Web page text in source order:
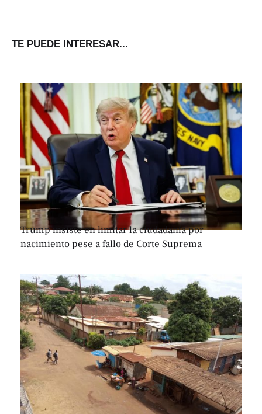
TE PUEDE INTERESAR...
Trump insiste en limitar la ciudadanía por
nacimiento pese a fallo de Corte Suprema